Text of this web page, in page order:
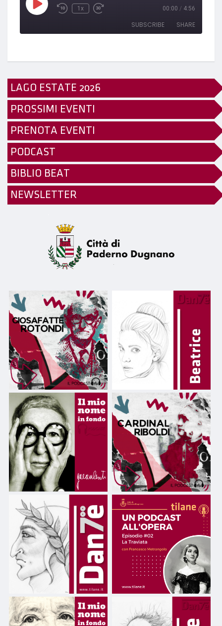
1x 00:00 / 4:56
SUBSCRIBE SHARE
RSS FEED
EMBED
LAGO ESTATE 2026
PROSSIMI EVENTI
PRENOTA EVENTI
PODCAST
BIBLIO BEAT
NEWSLETTER